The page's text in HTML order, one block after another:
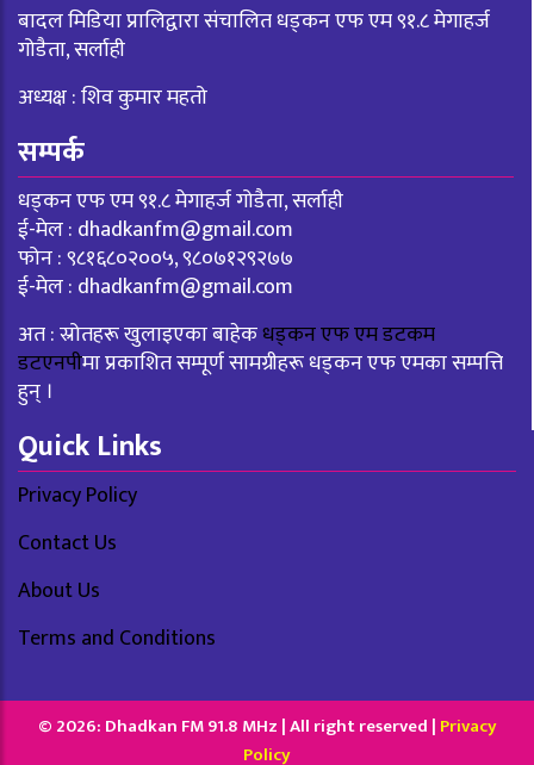
बादल मिडिया प्रालिद्वारा संचालित धड्कन एफ एम ९१.८ मेगाहर्ज
गोडैता, सर्लाही
अध्यक्ष : शिव कुमार महतो
सम्पर्क
धड्कन एफ एम ९१.८ मेगाहर्ज गोडैता, सर्लाही
ई-मेल : dhadkanfm@gmail.com
फोन : ९८१६८०२००५, ९८०७१२९२७७
ई-मेल : dhadkanfm@gmail.com
अत : स्रोतहरू खुलाइएका बाहेकधड्कन एफ एम डटकम
डटएनपीमा प्रकाशित सम्पूर्ण सामग्रीहरू धड्कन एफ एमका सम्पत्ति
हुन् ।
Quick Links
Privacy Policy
Contact Us
About Us
Terms and Conditions
© 2026: Dhadkan FM 91.8 MHz | All right reserved | Privacy
Policy